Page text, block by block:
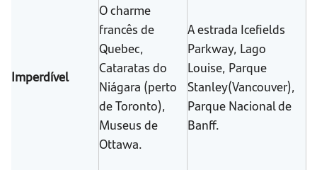
Imperdível
O charme
francês de
Quebec,
Cataratas do
Niágara (perto
de Toronto),
Museus de
Ottawa.
A estrada Icefields
Parkway, Lago
Louise, Parque
Stanley(Vancouver),
Parque Nacional de
Banff.